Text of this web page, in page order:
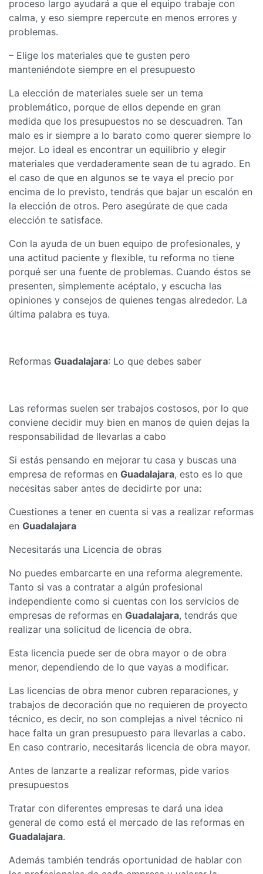
proceso largo ayudará a que el equipo trabaje con
calma, y eso siempre repercute en menos errores y
problemas.
– Elige los materiales que te gusten pero
manteniéndote siempre en el presupuesto
La elección de materiales suele ser un tema
problemático, porque de ellos depende en gran
medida que los presupuestos no se descuadren. Tan
malo es ir siempre a lo barato como querer siempre lo
mejor. Lo ideal es encontrar un equilibrio y elegir
materiales que verdaderamente sean de tu agrado. En
el caso de que en algunos se te vaya el precio por
encima de lo previsto, tendrás que bajar un escalón en
la elección de otros. Pero asegúrate de que cada
elección te satisface.
Con la ayuda de un buen equipo de profesionales, y
una actitud paciente y flexible, tu reforma no tiene
porqué ser una fuente de problemas. Cuando éstos se
presenten, simplemente acéptalo, y escucha las
opiniones y consejos de quienes tengas alrededor. La
última palabra es tuya.
Reformas Guadalajara: Lo que debes saber
Las reformas suelen ser trabajos costosos, por lo que
conviene decidir muy bien en manos de quien dejas la
responsabilidad de llevarlas a cabo
Si estás pensando en mejorar tu casa y buscas una
empresa de reformas en Guadalajara, esto es lo que
necesitas saber antes de decidirte por una:
Cuestiones a tener en cuenta si vas a realizar reformas
en Guadalajara
Necesitarás una Licencia de obras
No puedes embarcarte en una reforma alegremente.
Tanto si vas a contratar a algún profesional
independiente como si cuentas con los servicios de
empresas de reformas en Guadalajara, tendrás que
realizar una solicitud de licencia de obra.
Esta licencia puede ser de obra mayor o de obra
menor, dependiendo de lo que vayas a modificar.
Las licencias de obra menor cubren reparaciones, y
trabajos de decoración que no requieren de proyecto
técnico, es decir, no son complejas a nivel técnico ni
hace falta un gran presupuesto para llevarlas a cabo.
En caso contrario, necesitarás licencia de obra mayor.
Antes de lanzarte a realizar reformas, pide varios
presupuestos
Tratar con diferentes empresas te dará una idea
general de como está el mercado de las reformas en
Guadalajara.
Además también tendrás oportunidad de hablar con